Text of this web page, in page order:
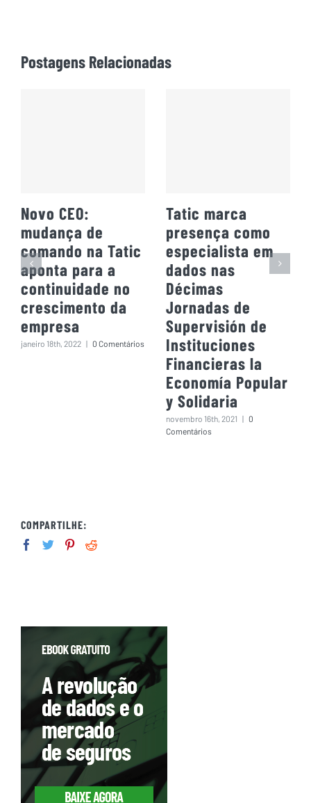
Postagens Relacionadas
Novo CEO:
mudança de
comando na Tatic
aponta para a
continuidade no
crescimento da
empresa
janeiro 18th, 2022 | 0 Comentários
Tatic marca
presença como
especialista em
dados nas
Décimas
Jornadas de
Supervisión de
Instituciones
Financieras la
Economía Popular
y Solidaria
novembro 16th, 2021 | 0
Comentários
COMPARTILHE: